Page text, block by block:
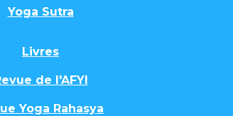
Yoga Sutra
Livres
de l'AFYI
Yoga Rahasya